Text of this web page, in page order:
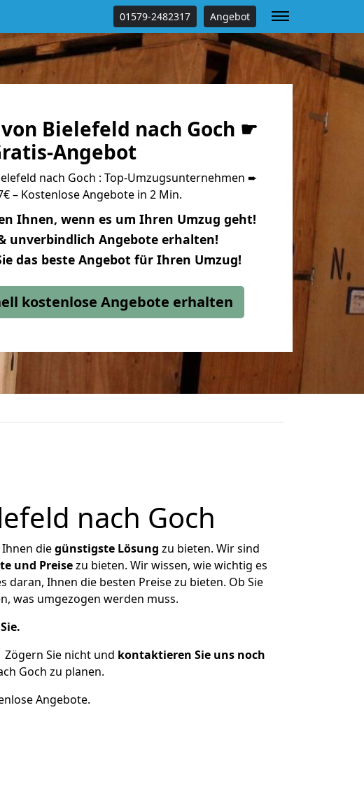
01579-2482317 Angebot
Bielefeld nach Goch ☛
Angebot
nach Goch : Top-Umzugsunternehmen ➨
– Kostenlose Angebote in 2 Min.
Ihnen, wenn es um Ihren Umzug geht!
unverbindlich Angebote erhalten!
das beste Angebot für Ihren Umzug!
kostenlose Angebote erhalten
nach Goch
diegünstigste Lösung zu bieten. Wir sind
und Preisezu bieten. Wir wissen, wie wichtig es
Ihnen die besten Preise zu bieten. Ob Sie
was umgezogen werden muss.
Zögern Sie nicht und kontaktieren Sie uns noch
Goch zu planen.
Angebote.